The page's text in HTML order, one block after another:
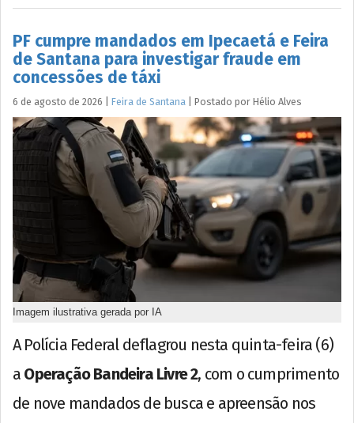
PF cumpre mandados em Ipecaetá e Feira
de Santana para investigar fraude em
concessões de táxi
6 de agosto de 2026 Feira de Santana Postado por Hélio Alves
Imagem ilustrativa gerada por IA
A Polícia Federal deflagrou nesta quinta-feira (6)
a Operação Bandeira Livre 2, com o cumprimento
de nove mandados de busca e apreensão nos